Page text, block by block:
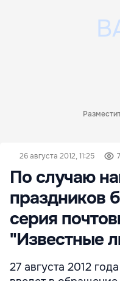
26 августа 2012, 11:25
По случаю
праздников
серия
"Известные
27 августа 2012